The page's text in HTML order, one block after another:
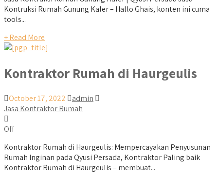
Kontruksi Rumah Gunung Kaler – Hallo Ghais, konten ini cuma
tools...
+ Read More
Kontraktor Rumah di Haurgeulis
October 17, 2022
admin
Jasa Kontraktor Rumah
Off
Kontraktor Rumah di Haurgeulis: Mempercayakan Penyusunan
Rumah Inginan pada Qyusi Persada, Kontraktor Paling baik
Kontraktor Rumah di Haurgeulis – membuat...